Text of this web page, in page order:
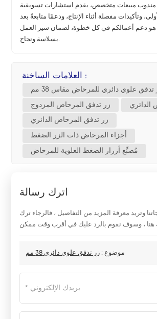
مبيعات متخصص، يقدم استشارات تسويقية
وتأكيدات مفصلة أثناء الإنتاج، ودعمًا متابعةً بعد
هو دعم أعمالكم في كل خطوة، لضمان سير العمل
العلامات الساخنة :
تدفق علوي دائري للمرحاض مقاس 38 مم
زر تدفق المرحاض المزدوج الدائري
زر تدفق المرحاض الدائري
أجزاء المرحاض ذات الزر الضغط
مُصنِّع أزرار الضغط العلوية للمرحاض
اترك رسالة
وتريد معرفة المزيد من التفاصيل ، فالرجاء ترك
موضوع : زر تدفق علوي دائري 38 مم